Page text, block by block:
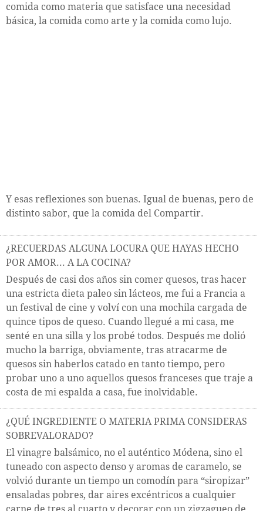
comida como materia que satisface una necesidad
básica, la comida como arte y la comida como lujo.
Y esas reflexiones son buenas. Igual de buenas, pero de
distinto sabor, que la comida del Compartir.
¿RECUERDAS ALGUNA LOCURA QUE HAYAS HECHO
POR AMOR... A LA COCINA?
Después de casi dos años sin comer quesos, tras hacer
una estricta dieta paleo sin lácteos, me fui a Francia a
un festival de cine y volví con una mochila cargada de
quince tipos de queso. Cuando llegué a mi casa, me
senté en una silla y los probé todos. Después me dolió
mucho la barriga, obviamente, tras atracarme de
quesos sin haberlos catado en tanto tiempo, pero
probar uno a uno aquellos quesos franceses que traje a
costa de mi espalda a casa, fue inolvidable.
¿QUÉ INGREDIENTE O MATERIA PRIMA CONSIDERAS
SOBREVALORADO?
El vinagre balsámico, no el auténtico Módena, sino el
tuneado con aspecto denso y aromas de caramelo, se
volvió durante un tiempo un comodín para “siropizar”
ensaladas pobres, dar aires excéntricos a cualquier
carne de tres al cuarto y decorar con un zigzagueo de